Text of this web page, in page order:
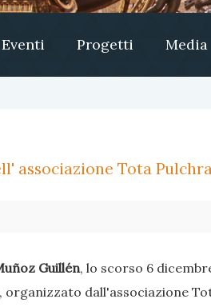
Eventi Progetti Media
associazione Tota
Guillén, lo scorso 6
organizzato dall'associazione